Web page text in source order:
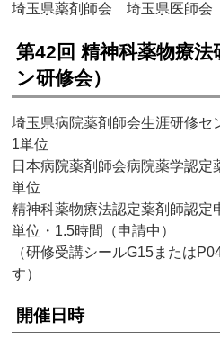
埼玉県薬剤師会 埼玉県医師
第42回 精神科薬物療
ン研修会）
埼玉県病院薬剤師会生涯研修
1単位
日本病院薬剤師会病院薬学認
単位
精神科薬物療法認定薬剤師認
単位・1.5時間（申請中）
（研修受講シールG15または
す）
開催日時